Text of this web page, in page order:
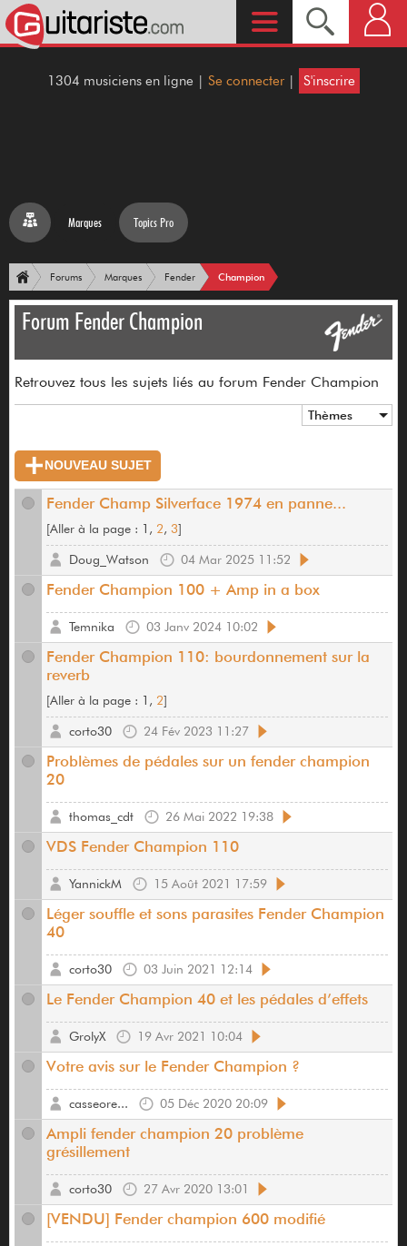
1304 musiciens en ligne | Se connecter | S'inscrire
Marques Topics Pro
Forums Marques Fender Champion
Forum Fender Champion
Retrouvez tous les sujets liés au forum Fender Champion
Thèmes
NOUVEAU SUJET
Fender Champ Silverface 1974 en panne...
[Aller à la page : 1, 2, 3]
04 Mar 2025 11:52
Doug_Watson
Fender Champion 100 + Amp in a box
03 Janv 2024 10:02
Temnika
Fender Champion 110: bourdonnement sur la
reverb
[Aller à la page : 1, 2]
24 Fév 2023 11:27
corto30
Problèmes de pédales sur un fender champion
20
26 Mai 2022 19:38
thomas_cdt
VDS Fender Champion 110
15 Août 2021 17:59
YannickM
Léger souffle et sons parasites Fender Champion
40
03 Juin 2021 12:14
corto30
Le Fender Champion 40 et les pédales d’effets
19 Avr 2021 10:04
GrolyX
Votre avis sur le Fender Champion ?
05 Déc 2020 20:09
casseore...
Ampli fender champion 20 problème
grésillement
27 Avr 2020 13:01
corto30
[VENDU] Fender champion 600 modifié